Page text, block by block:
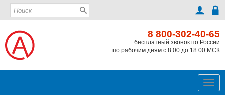
8 800-302-40-65
бесплатный звонок по России
по рабочим дням с 8:00 до 18:00 МСК